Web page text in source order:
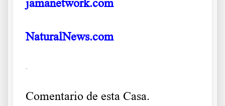
jamanetwork.com
NaturalNews.com
Comentario de esta Casa.